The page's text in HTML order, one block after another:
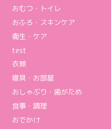
おむつ・トイレ
おふろ・スキンケア
衛生・ケア
test
衣類
寝具・お部屋
おしゃぶり・歯がため
食事・調理
おでかけ